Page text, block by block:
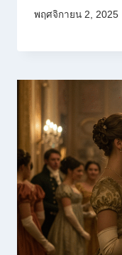
พฤศจิกายน 2, 2025